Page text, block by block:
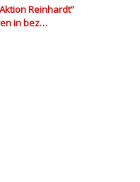
in bez…
Reinhardt”